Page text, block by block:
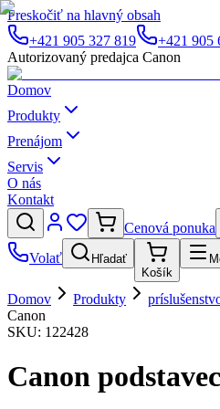
Preskočiť na hlavný obsah
+421 905 327 819
+421 905
Autorizovaný predajca Canon
Domov
Produkty
Prenájom
Servis
O nás
Kontakt
Cenová ponuka
Volať
Hľadať
Košík
Domov Produkty
Canon
SKU: 122428
Canon